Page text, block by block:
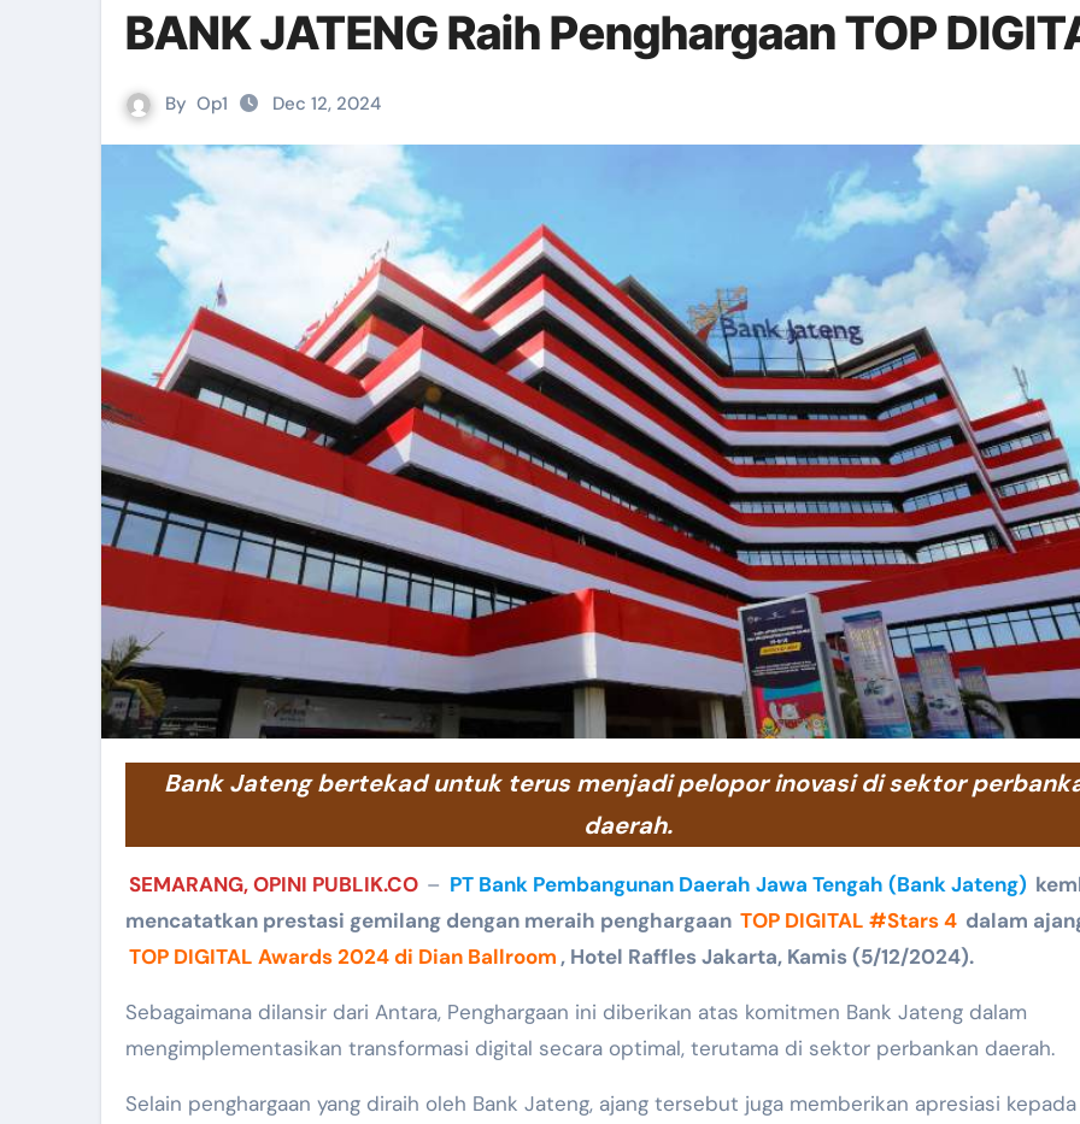
BANK JATENG Raih Penghargaan TOP
By Op1 Dec 12, 2024
Bank Jateng bertekad untuk terus menjadi pelopor inovasi di sektor perbankan
daerah.
SEMARANG, OPINI PUBLIK.CO – PT Bank Pembangunan Daerah Jawa Tengah (Bank Jateng)
mencatatkan prestasi gemilang dengan meraih penghargaan TOP DIGITAL #Stars 4 dalam
TOP DIGITAL Awards 2024 di Dian Ballroom , Hotel Raffles Jakarta, Kamis (5/12/2024).
Sebagaimana dilansir dari Antara, Penghargaan ini diberikan atas komitmen Bank Jateng dalam
mengimplementasikan transformasi digital secara optimal, terutama di sektor perbankan daerah.
Selain penghargaan yang diraih oleh Bank Jateng, ajang tersebut juga memberikan apresiasi kepada